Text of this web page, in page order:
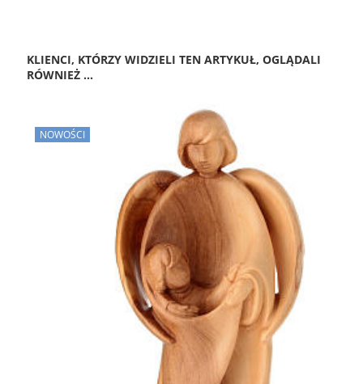
KLIENCI, KTÓRZY WIDZIELI TEN ARTYKUŁ, OGLĄDALI
RÓWNIEŻ ...
NOWOŚCI